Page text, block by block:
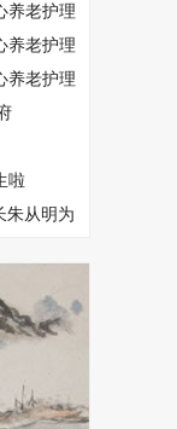
养老护理
养老护理
养老护理
啦
朱从明为